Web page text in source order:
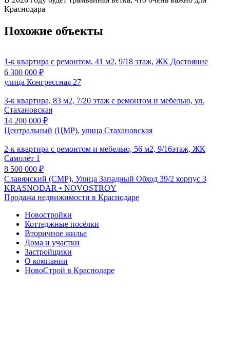
Краснодара
Похожие объекты
1-к квартира с ремонтом, 41 м2, 9/18 этаж, ЖК Достояние
6 300 000 ₽
улица Конгрессная 27
3-к квартира, 83 м2, 7/20 этаж с ремонтом и мебелью, ул.
Стахановская
14 200 000 ₽
Центральный (ЦМР), улица Стахановская
2-к квартира с ремонтом и мебелью, 56 м2, 9/16этаж, ЖК
Самолёт 1
8 500 000 ₽
Славянский (СМР), Улица Западный Обход 39/2 корпус 3
KRASNODAR • NOVOSTROY
Продажа недвижимости в Краснодаре
Новостройки
Коттеджные посёлки
Вторичное жилье
Дома и участки
Застройщики
О компании
НовоСтрой в Краснодаре